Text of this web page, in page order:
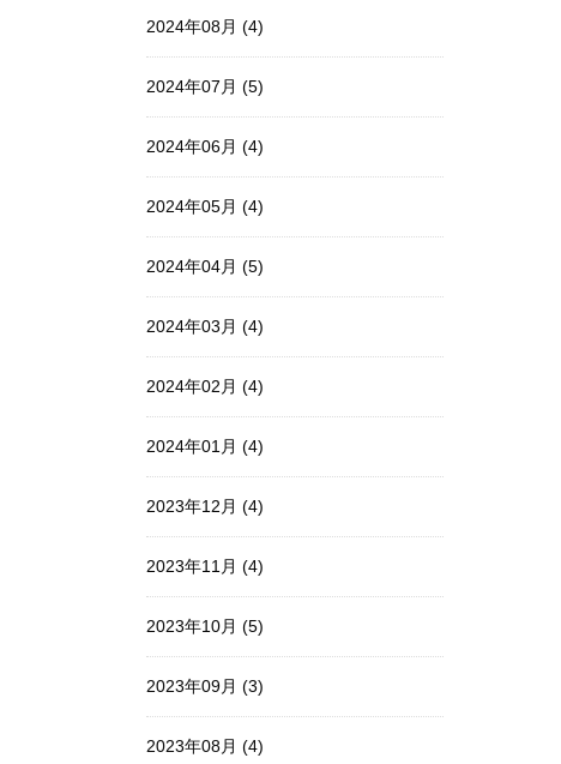
2024年08月 (4)
2024年07月 (5)
2024年06月 (4)
2024年05月 (4)
2024年04月 (5)
2024年03月 (4)
2024年02月 (4)
2024年01月 (4)
2023年12月 (4)
2023年11月 (4)
2023年10月 (5)
2023年09月 (3)
2023年08月 (4)